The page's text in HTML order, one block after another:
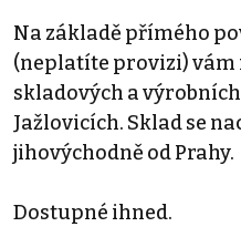
Na základě přímého
(neplatíte provizi)
skladových a
Jažlovicích. Sklad se
jihovýchodně od Prahy.
Dostupné ihned.